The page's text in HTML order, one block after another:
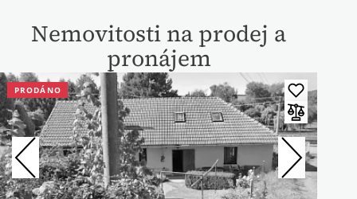
Nemovitosti na prodej a
pronájem
PRODÁNO